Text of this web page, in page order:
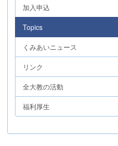
加入申込
Topics
くみあいニュース
リンク
全大教の活動
福利厚生